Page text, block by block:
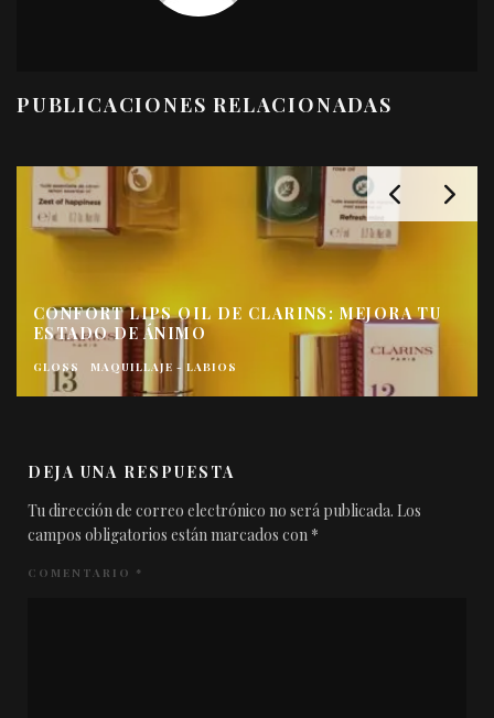
PUBLICACIONES RELACIONADAS
CONFORT LIPS OIL DE CLARINS: MEJORA TU
ESTADO DE ÁNIMO
GLOSS MAQUILLAJE - LABIOS
DEJA UNA RESPUESTA
Tu dirección de correo electrónico no será publicada. Los
campos obligatorios están marcados con *
COMENTARIO *